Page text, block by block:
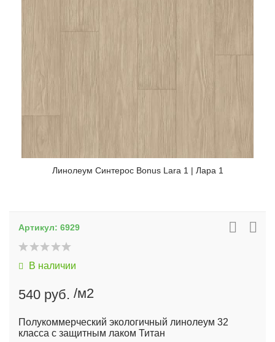
Линолеум Синтерос Bonus Lara 1 | Лара 1
Артикул: 6929
В наличии
540 руб. /м2
Полукоммерческий экологичный линолеум 32
класса с защитным лаком Титан